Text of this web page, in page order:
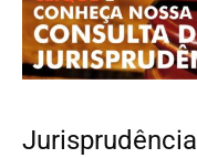
Jurisprudência